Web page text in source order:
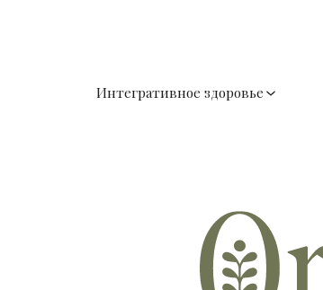
Интегративное здоровье